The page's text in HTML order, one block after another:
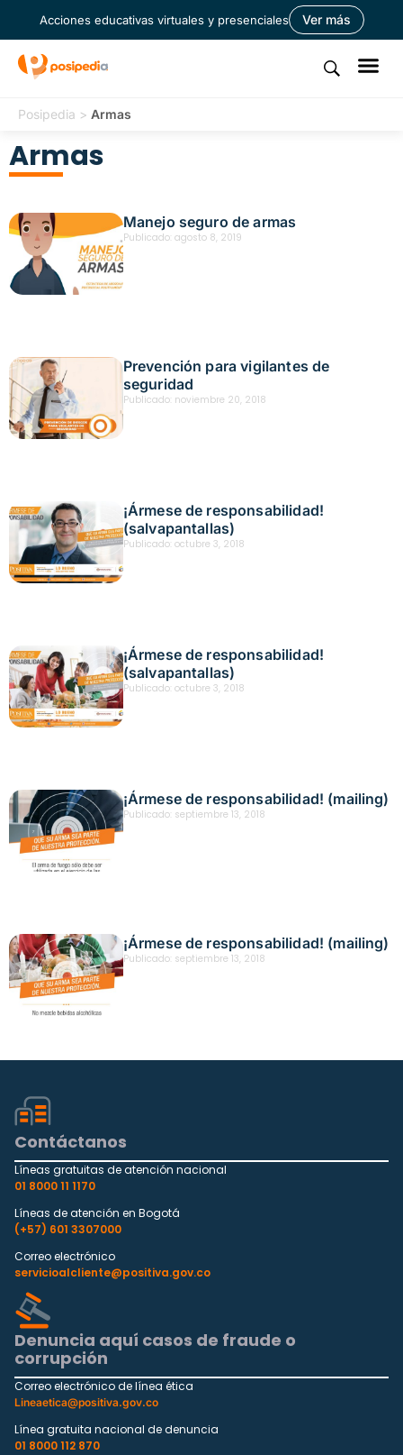
Acciones educativas virtuales y presenciales Ver más
Posipedia > Armas
Armas
Manejo seguro de armas
Publicado: agosto 8, 2019
Prevención para vigilantes de
seguridad
Publicado: noviembre 20, 2018
¡Ármese de responsabilidad!
(salvapantallas)
Publicado: octubre 3, 2018
¡Ármese de responsabilidad!
(salvapantallas)
Publicado: octubre 3, 2018
¡Ármese de responsabilidad! (mailing)
Publicado: septiembre 13, 2018
¡Ármese de responsabilidad! (mailing)
Publicado: septiembre 13, 2018
Contáctanos
Líneas gratuitas de atención nacional
01 8000 11 1170
Líneas de atención en Bogotá
(+57) 601 3307000
Correo electrónico
servicioalcliente@positiva.gov.co
Denuncia aquí casos de fraude o
corrupción
Correo electrónico de línea ética
Lineaetica@positiva.gov.co
Línea gratuita nacional de denuncia
01 8000 112 870